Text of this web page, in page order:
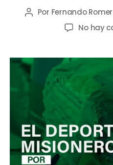
Por Fernando
No hay